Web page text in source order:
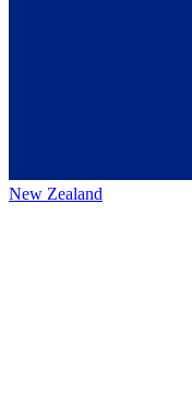
New Zealand